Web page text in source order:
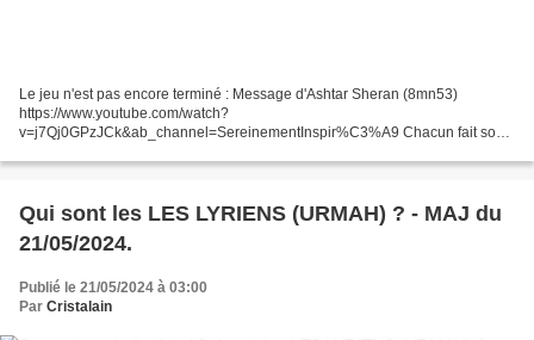
Le jeu n'est pas encore terminé : Message d'Ashtar Sheran (8mn53)
https://www.youtube.com/watch?
v=j7Qj0GPzJCk&ab_channel=SereinementInspir%C3%A9 Chacun fait son
des révélations cosmiques...
Qui sont les LES LYRIENS (URMAH) ? - MAJ du
21/05/2024.
Publié le 21/05/2024 à 03:00
Par Cristalain